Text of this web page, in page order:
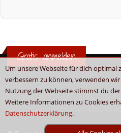
Um unsere Webseite für dich
verbessern zu können, verwenden
Nutzung der Webseite stimmst du
Weitere Informationen zu Cookies
Datenschutzerklärung.
Gratis anmelden